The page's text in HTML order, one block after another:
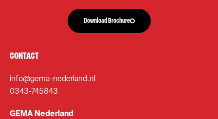
Download Brochure
CONTACT
info@gema-nederland.nl
0343-745843
GEMA Nederland